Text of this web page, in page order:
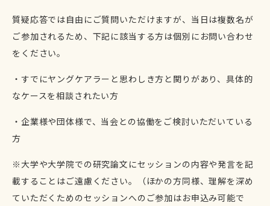
質疑応答では自由にご質問いただけますが、当日は複数名が
ご参加されるため、下記に該当する方は個別にお問い合わせ
をください。
・すでにヤングケアラーと思わしき方と関りがあり、具体的
なケースを相談されたい方
・企業様や団体様で、当会との協働をご検討いただいている
方
※大学や大学院での研究論文にセッションの内容や発言を記
載することはご遠慮ください。（ほかの方同様、理解を深め
ていただくためのセッションへのご参加はお申込み可能で